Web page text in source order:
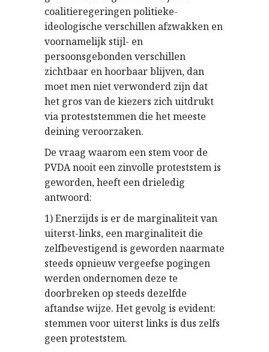
coalitieregeringen politieke-
ideologische verschillen afzwakken en
voornamelijk stijl- en
persoonsgebonden verschillen
zichtbaar en hoorbaar blijven, dan
moet men niet verwonderd zijn dat
het gros van de kiezers zich uitdrukt
via proteststemmen die het meeste
deining veroorzaken.
De vraag waarom een stem voor de
PVDA nooit een zinvolle proteststem is
geworden, heeft een drieledig
antwoord:
1) Enerzijds is er de marginaliteit van
uiterst-links, een marginaliteit die
zelfbevestigend is geworden naarmate
steeds opnieuw vergeefse pogingen
werden ondernomen deze te
doorbreken op steeds dezelfde
aftandse wijze. Het gevolg is evident:
stemmen voor uiterst links is dus zelfs
geen proteststem.